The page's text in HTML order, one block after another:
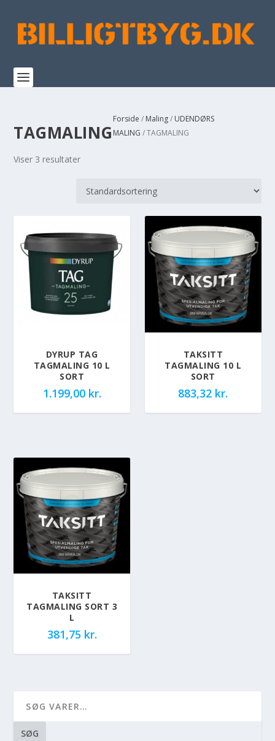
TAGMALING
Forside / Maling/ UDENDØRS
MALING / TAGMALING
Viser 3 resultater
DYRUP TAG
TAGMALING 10 L
SORT
1.199,00 kr.
TAKSITT
TAGMALING 10 L
SORT
883,32 kr.
TAKSITT
TAGMALING SORT 3
L
381,75 kr.
SØG